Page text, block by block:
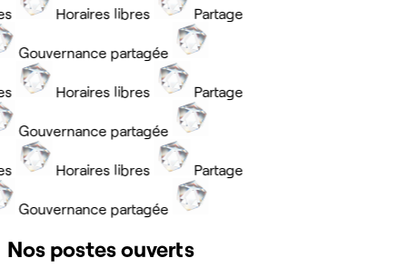
Horaires libres Partage
Gouvernance partagée
Horaires libres Partage
Gouvernance partagée
Horaires libres Partage
Gouvernance partagée
Nos postes ouverts